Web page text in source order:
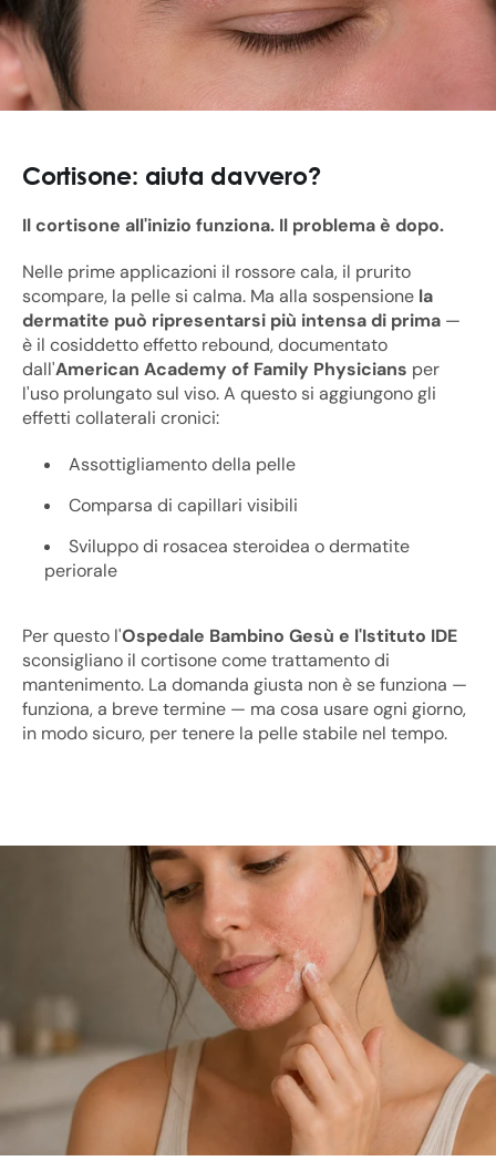
Cortisone: aiuta davvero?
Il cortisone all'inizio funziona. Il problema è dopo.
Nelle prime applicazioni il rossore cala, il prurito
scompare, la pelle si calma. Ma alla sospensione la
dermatite può ripresentarsi più intensa di prima —
è il cosiddetto effetto rebound, documentato
dall'American Academy of Family Physicians per
l'uso prolungato sul viso. A questo si aggiungono gli
effetti collaterali cronici:
Assottigliamento della pelle
Comparsa di capillari visibili
Sviluppo di rosacea steroidea o dermatite
periorale
Per questo l'Ospedale Bambino Gesù e l'Istituto IDE
sconsigliano il cortisone come trattamento di
mantenimento. La domanda giusta non è se funziona —
funziona, a breve termine — ma cosa usare ogni giorno,
in modo sicuro, per tenere la pelle stabile nel tempo.